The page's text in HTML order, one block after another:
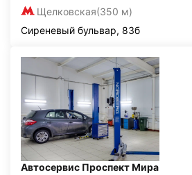
Щелковская(350 м)
Сиреневый бульвар, 83б
Автосервис Проспект Мира